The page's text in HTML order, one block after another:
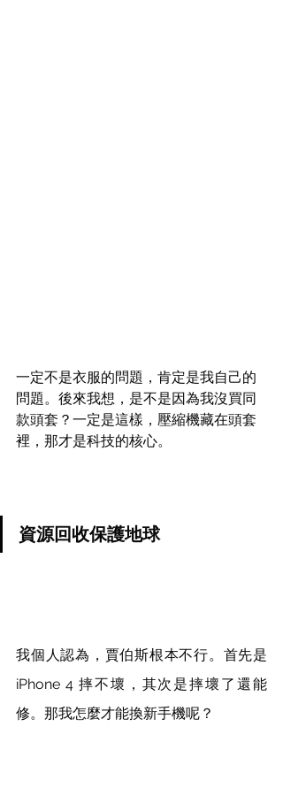
一定不是衣服的問題，肯定是我自己的
問題。後來我想，是不是因為我沒買同
款頭套？一定是這樣，壓縮機藏在頭套
裡，那才是科技的核心。
資源回收保護地球
我個人認為，賈伯斯根本不行。首先是
iPhone 4 摔不壞，其次是摔壞了還能
修。那我怎麼才能換新手機呢？